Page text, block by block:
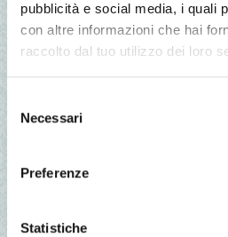
pubblicità e social media, i quali
con altre informazioni che hai
raccolto dal tuo utilizzo dei loro
delNecessari
Preferenze
Statistiche
Condividi:
24 set 2026